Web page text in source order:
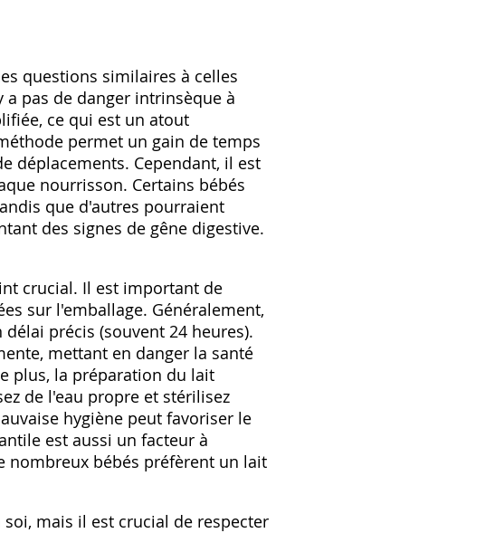
questions similaires à celles
pas de danger intrinsèque à
ce qui est un atout
permet un gain de temps
déplacements. Cependant‚ il est
nourrisson. Certains bébés
que d'autres pourraient
des signes de gêne digestive.
crucial. Il est important de
sur l'emballage. Généralement‚
précis (souvent 24 heures).
mettant en danger la santé
plus‚ la préparation du lait
de l'eau propre et stérilisez
hygiène peut favoriser le
est aussi un facteur à
nombreux bébés préfèrent un lait
mais il est crucial de respecter